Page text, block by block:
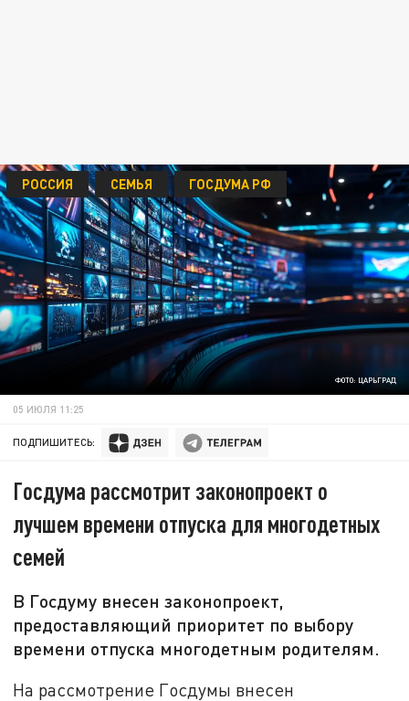
ФОТО: ЦАРЬГРАД
РОССИЯ СЕМЬЯ ГОСДУМА РФ
05 ИЮЛЯ 11:25
ПОДПИШИТЕСЬ:
Госдума рассмотрит законопроект о
лучшем времени отпуска для многодетных
семей
В Госдуму внесен законопроект,
предоставляющий приоритет по выбору
времени отпуска многодетным родителям.
На рассмотрение Госдумы внесен